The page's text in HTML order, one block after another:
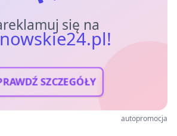
się na
SZCZEGÓŁY
autopromocja